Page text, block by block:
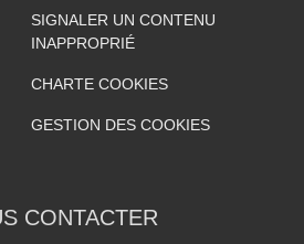
SIGNALER UN CONTENU
INAPPROPRIÉ
CHARTE COOKIES
GESTION DES COOKIES
CONTACTER